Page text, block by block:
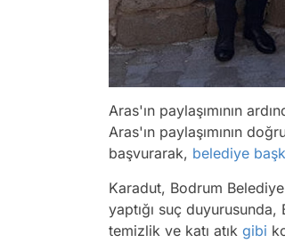
Aras'ın paylaşımının
Aras'ın paylaşımının
başvurarak, belediye
Karadut, Bodrum
yaptığı suç
temizlik ve katı atık gibi